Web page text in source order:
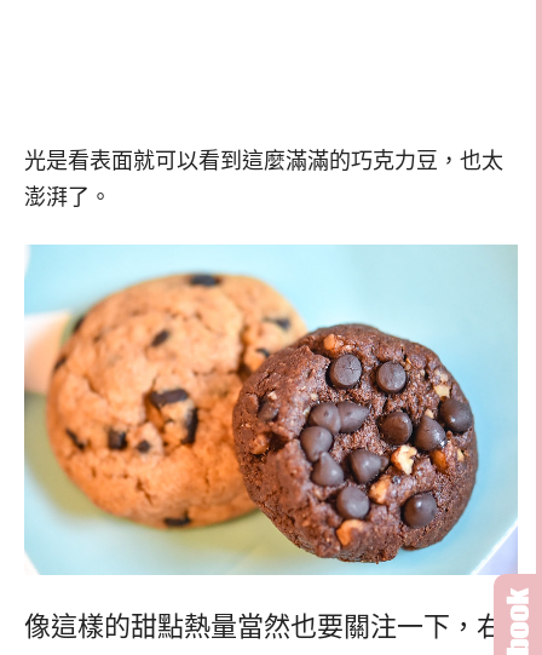
光是看表面就可以看到這麼滿滿的巧克力豆，也太
澎湃了。
像這樣的甜點熱量當然也要關注一下，右